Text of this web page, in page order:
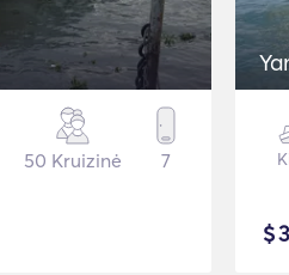
50 Kruizinė 7
$